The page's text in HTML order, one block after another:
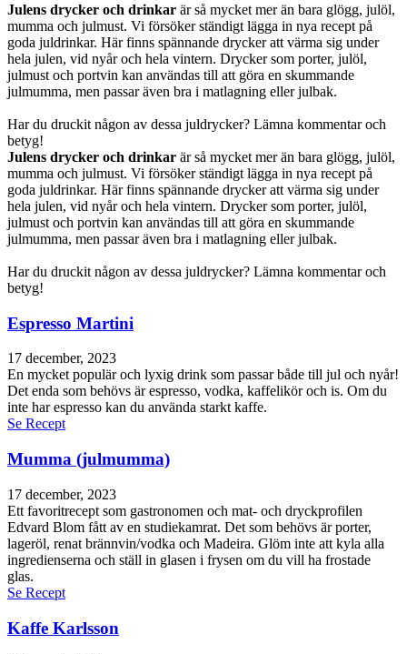
Julens drycker och drinkar är så mycket mer än bara glögg, julöl,
mumma och julmust. Vi försöker ständigt lägga in nya recept på
goda juldrinkar. Här finns spännande drycker att värma sig under
hela julen, vid nyår och hela vintern. Drycker som porter, julöl,
julmust och portvin kan användas till att göra en skummande
julmumma, men passar även bra i matlagning eller julbak.
Har du druckit någon av dessa juldrycker? Lämna kommentar och
betyg!
Julens drycker och drinkar är så mycket mer än bara glögg, julöl,
mumma och julmust. Vi försöker ständigt lägga in nya recept på
goda juldrinkar. Här finns spännande drycker att värma sig under
hela julen, vid nyår och hela vintern. Drycker som porter, julöl,
julmust och portvin kan användas till att göra en skummande
julmumma, men passar även bra i matlagning eller julbak.
Har du druckit någon av dessa juldrycker? Lämna kommentar och
betyg!
Espresso Martini
17 december, 2023
En mycket populär och lyxig drink som passar både till jul och nyår!
Det enda som behövs är espresso, vodka, kaffelikör och is. Om du
inte har espresso kan du använda starkt kaffe.
Se Recept
Mumma (julmumma)
17 december, 2023
Ett favoritrecept som gastronomen och mat- och dryckprofilen
Edvard Blom fått av en studiekamrat. Det som behövs är porter,
lageröl, renat brännvin/vodka och Madeira. Glöm inte att kyla alla
ingredienserna och ställ in glasen i frysen om du vill ha frostade
glas.
Se Recept
Kaffe Karlsson